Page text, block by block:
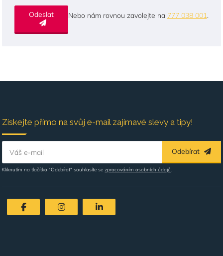
Nebo nám rovnou zavolejte na 777 038 001.
Získejte přímo na svůj e-mail zajímavé slevy a tipy!
Váš e-mail Odebírat
Kliknutím na tlačítko "Odebírat" souhlasíte sezpracováním osobních údajů.